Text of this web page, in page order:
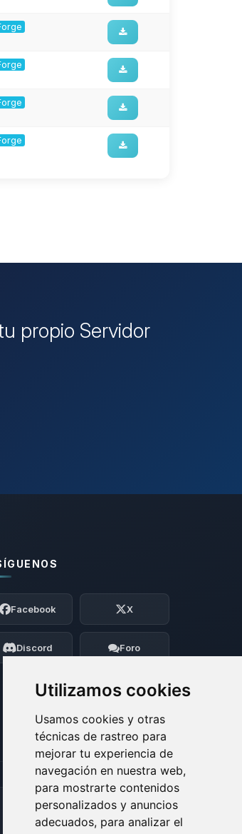
Utilizamos cookies
Usamos cookies y otras
técnicas de rastreo para
mejorar tu experiencia de
navegación en nuestra web,
para mostrarte contenidos
personalizados y anuncios
adecuados, para analizar el
propio Servidor
Facebook X
Discord Foro
por fin alguien con quien hablar!
Choupy, tu pequeno asistente de
Cuentame que necesitas y
mis pequenos circuitos para
2026 03:34